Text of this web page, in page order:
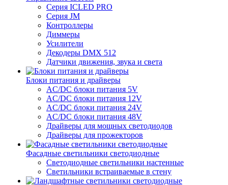
Серия ICLED PRO
Серия JM
Контроллеры
Диммеры
Усилители
Декодеры DMX 512
Датчики движения, звука и света
Блоки питания и драйверы
AC/DC блоки питания 5V
AC/DC блоки питания 12V
AC/DC блоки питания 24V
AC/DC блоки питания 48V
Драйверы для мощных светодиодов
Драйверы для прожекторов
Фасадные светильники светодиодные
Светодиодные светильники настенные
Светильники встраиваемые в стену